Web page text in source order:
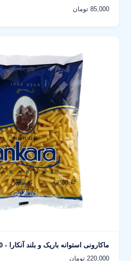
85,000 تومان
ماکارونی استوانه باریک و بلند آنکارا - 500 گرم
220,000 تومان